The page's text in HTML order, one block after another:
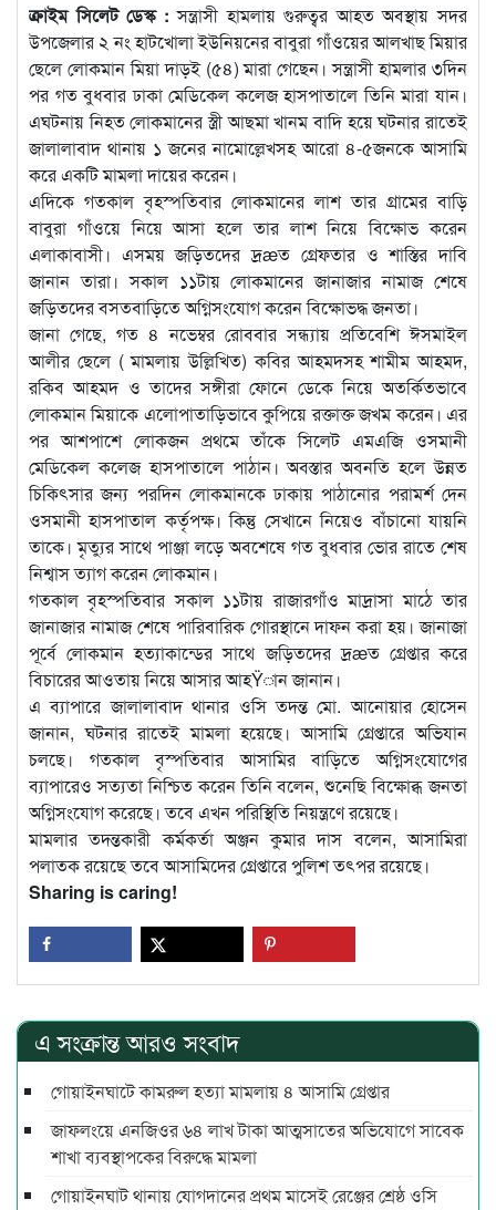
ক্রাইম সিলেট ডেস্ক : সন্ত্রাসী হামলায় গুরুত্বর আহত অবস্থায় সদর
উপজেলার ২ নং হাটখোলা ইউনিয়নের বাবুরা গাঁওয়ের আলখাছ মিয়ার
ছেলে লোকমান মিয়া দাড়ই (৫৪) মারা গেছেন। সন্ত্রাসী হামলার ৩দিন
পর গত বুধবার ঢাকা মেডিকেল কলেজ হাসপাতালে তিনি মারা যান।
এঘটনায় নিহত লোকমানের স্ত্রী আছমা খানম বাদি হয়ে ঘটনার রাতেই
জালালাবাদ থানায় ১ জনের নামোল্লেখসহ আরো ৪-৫জনকে আসামি
করে একটি মামলা দায়ের করেন।
এদিকে গতকাল বৃহস্পতিবার লোকমানের লাশ তার গ্রামের বাড়ি
বাবুরা গাঁওয়ে নিয়ে আসা হলে তার লাশ নিয়ে বিক্ষোভ করেন
এলাকাবাসী। এসময় জড়িতদের দ্রæত গ্রেফতার ও শাস্তির দাবি
জানান তারা। সকাল ১১টায় লোকমানের জানাজার নামাজ শেষে
জড়িতদের বসতবাড়িতে অগ্নিসংযোগ করেন বিক্ষোভদ্ধ জনতা।
জানা গেছে, গত ৪ নভেম্বর রোববার সন্ধ্যায় প্রতিবেশি ঈসমাইল
আলীর ছেলে ( মামলায় উল্লিখিত) কবির আহমদসহ শামীম আহমদ,
রকিব আহমদ ও তাদের সঙ্গীরা ফোনে ডেকে নিয়ে অতর্কিতভাবে
লোকমান মিয়াকে এলোপাতাড়িভাবে কুপিয়ে রক্তাক্ত জখম করেন। এর
পর আশপাশে লোকজন প্রথমে তাঁকে সিলেট এমএজি ওসমানী
মেডিকেল কলেজ হাসপাতালে পাঠান। অবস্তার অবনতি হলে উন্নত
চিকিৎসার জন্য পরদিন লোকমানকে ঢাকায় পাঠানোর পরামর্শ দেন
ওসমানী হাসপাতাল কর্তৃপক্ষ। কিন্তু সেখানে নিয়েও বাঁচানো যায়নি
তাকে। মৃত্যুর সাথে পাঞ্জা লড়ে অবশেষে গত বুধবার ভোর রাতে শেষ
নিশ্বাস ত্যাগ করেন লোকমান।
গতকাল বৃহস্পতিবার সকাল ১১টায় রাজারগাঁও মাদ্রাসা মাঠে তার
জানাজার নামাজ শেষে পারিবারিক গোরস্থানে দাফন করা হয়। জানাজা
পূর্বে লোকমান হত্যাকান্ডের সাথে জড়িতদের দ্রæত গ্রেপ্তার করে
বিচারের আওতায় নিয়ে আসার আহŸান জানান।
এ ব্যাপারে জালালাবাদ থানার ওসি তদন্ত মো. আনোয়ার হোসেন
জানান, ঘটনার রাতেই মামলা হয়েছে। আসামি গ্রেপ্তারে অভিযান
চলছে। গতকাল বৃস্পতিবার আসামির বাড়িতে অগ্নিসংযোগের
ব্যাপারেও সত্যতা নিশ্চিত করেন তিনি বলেন, শুনেছি বিক্ষোব্ধ জনতা
অগ্নিসংযোগ করেছে। তবে এখন পরিস্থিতি নিয়ন্ত্রণে রয়েছে।
মামলার তদন্তকারী কর্মকর্তা অঞ্জন কুমার দাস বলেন, আসামিরা
পলাতক রয়েছে তবে আসামিদের গ্রেপ্তারে পুলিশ তৎপর রয়েছে।
Sharing is caring!
এ সংক্রান্ত আরও সংবাদ
গোয়াইনঘাটে কামরুল হত্যা মামলায় ৪ আসামি গ্রেপ্তার
জাফলংয়ে এনজিওর ৬৪ লাখ টাকা আত্মসাতের অভিযোগে সাবেক
শাখা ব্যবস্থাপকের বিরুদ্ধে মামলা
গোয়াইনঘাট থানায় যোগদানের প্রথম মাসেই রেঞ্জের শ্রেষ্ঠ ওসি